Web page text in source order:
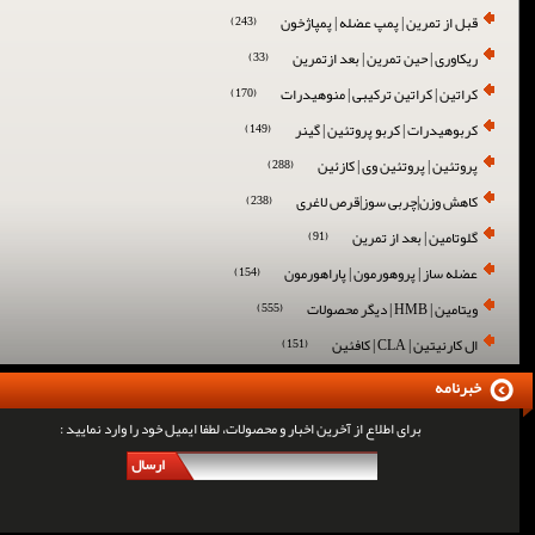
قبل از تمرین | پمپ عضله | پمپاژخون (243)
ریکاوری | حین تمرین | بعد ازتمرین (33)
کراتین | کراتین ترکیبی | منوهیدرات (170)
کربوهیدرات | کربو پروتئین | گینر (149)
پروتئین | پروتئین وی | کازئین (288)
کاهش وزن|چربی سوز|قرص لاغری (238)
گلوتامین | بعد از تمرین (91)
عضله ساز | پروهورمون | پاراهورمون (154)
ویتامین | HMB | دیگر محصولات (555)
ال کارنیتین | CLA | کافئین (151)
برای اطلاع از آخرین اخبار و محصولات، لطفا ایمیل خود را وارد نمایید :
ارسال
خبرنامه